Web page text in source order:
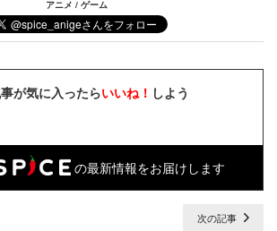
アニメ / ゲーム
が気に入ったらいいね！ しよう
の最新情報をお届けします
次の記事